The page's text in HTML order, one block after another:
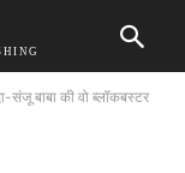
बाबा की वो ब्लॉकबस्टर